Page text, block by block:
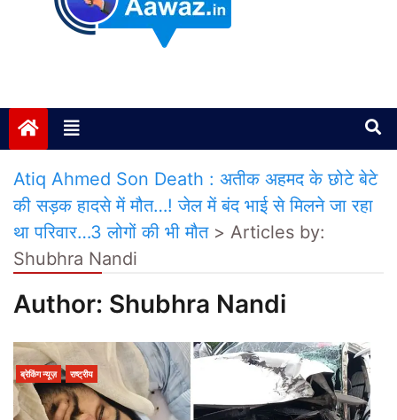
Atiq Ahmed Son Death : अतीक अहमद के छोटे बेटे
की सड़क हादसे में मौत…! जेल में बंद भाई से मिलने जा रहा
था परिवार…3 लोगों की भी मौत> Articles by:
Shubhra Nandi
Author: Shubhra Nandi
ब्रेकिंग न्यूज़ राष्ट्रीय